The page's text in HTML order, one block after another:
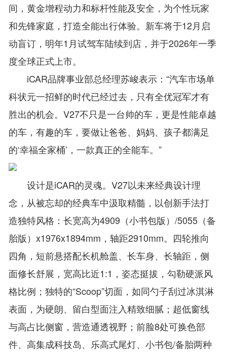
间，黄金增程动力和标杆性能及安全，为个性玩家
和先锋家庭，打造全能出行体验。新车将于12月启
动盲订，明年1月试驾车陆续到店，并于2026年一季
度全球正式上市。
iCAR品牌事业部总经理苏峻表示：“汽车市场单
科状元一招鲜的时代已经过去，只有全优冠军才有
胜出的机会。V27不只是一台帅的车，更是性能卓越
的车，有趣的车，要做让爸爸、妈妈、孩子都满足
的‘幸福全家桶’，一款真正的全能车。”
设计是iCAR的灵魂。V27以未来经典设计理
念，从被忘却的经典车中汲取精髓，以创新手法打
造独特风格：长宽高为4909（小书包版）/5055（备
胎版）x1976x1894mm，轴距2910mm。四轮推向
四角，短前悬搭配长机舱盖、长车身、长轴距，侧
面修长舒展，宽高比近1:1，姿态挺拔，勾勒硬派风
格比例；独特的“Scoop”切面，如同勺子刮过冰淇淋
表面，为硬朗、留白型面注入精致细腻；超低窗线
与高占比侧窗，营造通透视野；前脸8处可换色部
件、高集成科技岛、乐高式尾灯、小书包/备胎两种